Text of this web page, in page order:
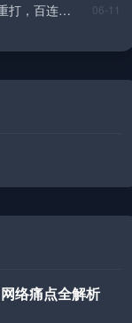
打，百连从
06-11
络痛点全解析